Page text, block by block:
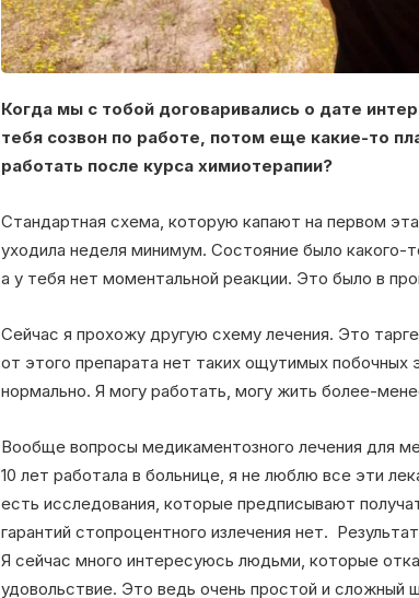
Когда мы с тобой договаривались о дате
тебя созвон по работе, потом еще какие-то
работать после курса химиотерапии?
Стандартная схема, которую капают на первом
уходила неделя минимум. Состояние было
а у тебя нет моментальной реакции. Это было в
Сейчас я прохожу другую схему лечения. Это
от этого препарата нет таких ощутимых побочных
нормально. Я могу работать, могу жить более-
Вообще вопросы медикаментозного лечения для
10 лет работала в больнице, я не люблю все эти
есть исследования, которые предписывают
гарантий стопроцентного излечения нет.
Я сейчас много интересуюсь людьми, которые
удовольствие. Это ведь очень простой и